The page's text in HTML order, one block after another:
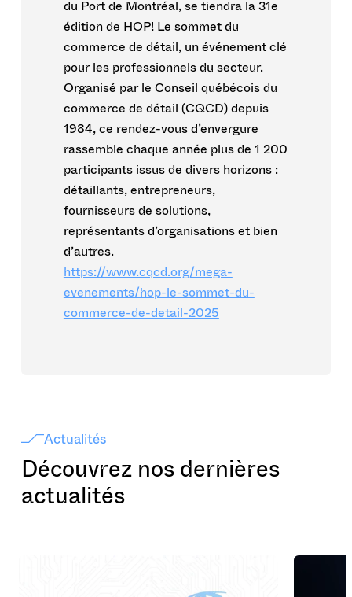
du Port de Montréal, se tiendra la 31e
édition de HOP! Le sommet du
commerce de détail, un événement clé
pour les professionnels du secteur.
Organisé par le Conseil québécois du
commerce de détail (CQCD) depuis
1984, ce rendez-vous d’envergure
rassemble chaque année plus de 1 200
participants issus de divers horizons :
détaillants, entrepreneurs,
fournisseurs de solutions,
représentants d’organisations et bien
d’autres.
https://www.cqcd.org/mega-
evenements/hop-le-sommet-du-
commerce-de-detail-2025
Actualités
Découvrez nos dernières
actualités